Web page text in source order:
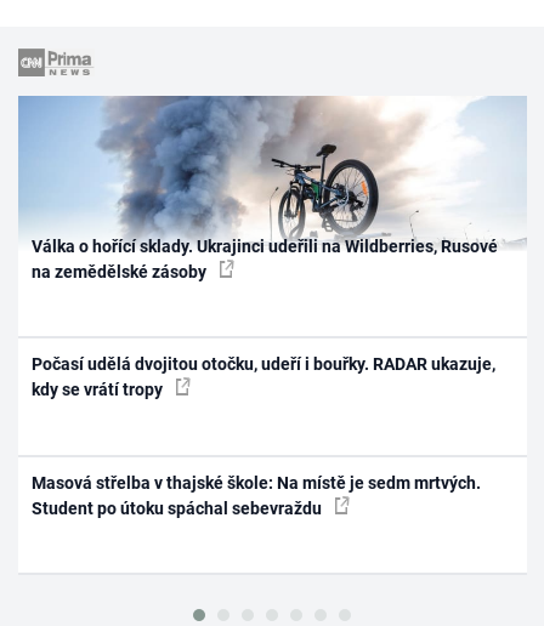
Válka o hořící sklady. Ukrajinci udeřili na Wildberries, Rusové
na zemědělské zásoby
Počasí udělá dvojitou otočku, udeří i bouřky. RADAR ukazuje,
kdy se vrátí tropy
Masová střelba v thajské škole: Na místě je sedm mrtvých.
Student po útoku spáchal sebevraždu